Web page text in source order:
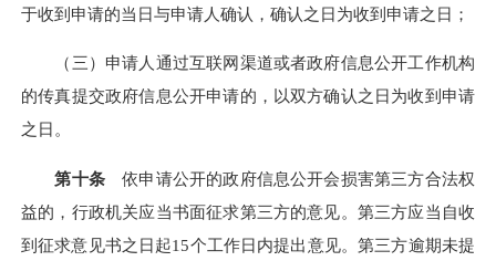
于收到申请的当日与申请人确认，确认之日为收到申请之日；
（三）申请人通过互联网渠道或者政府信息公开工作机构
的传真提交政府信息公开申请的，以双方确认之日为收到申请
之日。
第十条依申请公开的政府信息公开会损害第三方合法权
益的，行政机关应当书面征求第三方的意见。第三方应当自收
到征求意见书之日起15个工作日内提出意见。第三方逾期未提